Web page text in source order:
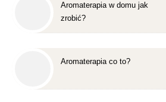
Aromaterapia w domu jak
zrobić?
Aromaterapia co to?